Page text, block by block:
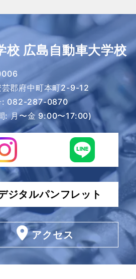
校 広島自動車大学校
芸郡府中町本町2-9-12
: 082-287-0870
: 月〜金 9:00〜17:00)
ジタルパンフレット
アクセス